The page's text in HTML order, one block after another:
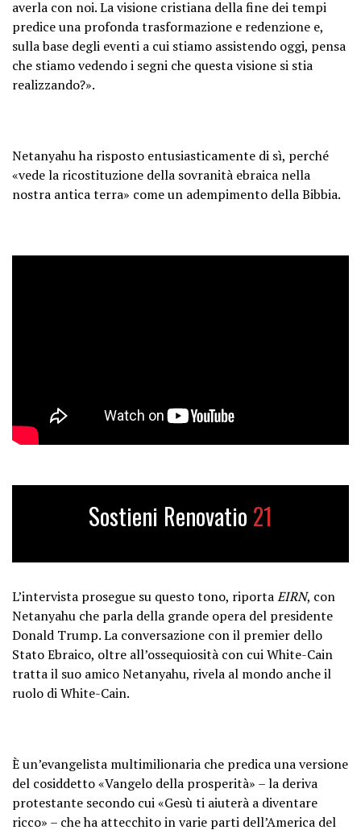
averla con noi. La visione cristiana della fine dei tempi
predice una profonda trasformazione e redenzione e,
sulla base degli eventi a cui stiamo assistendo oggi, pensa
che stiamo vedendo i segni che questa visione si stia
realizzando?».
Netanyahu ha risposto entusiasticamente di sì, perché
«vede la ricostituzione della sovranità ebraica nella
nostra antica terra» come un adempimento della Bibbia.
Sostieni Renovatio 21
L’intervista prosegue su questo tono, riportaEIRN, con
Netanyahu che parla della grande opera del presidente
Donald Trump. La conversazione con il premier dello
Stato Ebraico, oltre all’ossequiosità con cui White-Cain
tratta il suo amico Netanyahu, rivela al mondo anche il
ruolo di White-Cain.
È un’evangelista multimilionaria che predica una versione
del cosiddetto «Vangelo della prosperità» – la deriva
protestante secondo cui «Gesù ti aiuterà a diventare
ricco» – che ha attecchito in varie parti dell’America del